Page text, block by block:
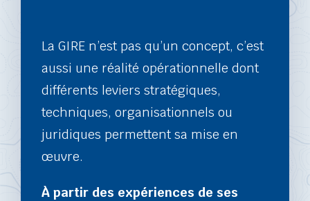
La GIRE n’est pas qu’un concept, c’est
aussi une réalité opérationnelle dont
différents leviers stratégiques,
techniques, organisationnels ou
juridiques permettent sa mise en
œuvre.
À partir des expériences de ses